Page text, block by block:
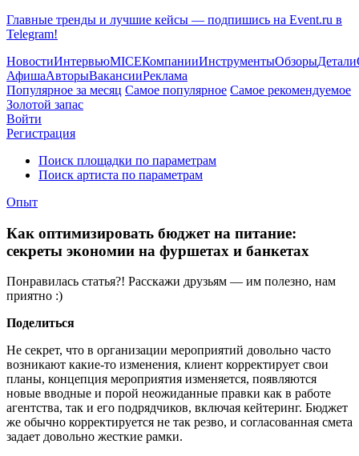
Главные тренды и лучшие кейсы — подпишись на Event.ru в
Telegram!
НовостиИнтервьюMICEКомпанииИнструментыОбзорыДетали
АфишаАвторыВакансииРеклама
Популярное за месяц Самое популярное Самое рекомендуемое
Золотой запас
Войти
Регистрация
Поиск площадки по параметрам
Поиск артиста по параметрам
Опыт
Как оптимизировать бюджет на питание:
секреты экономии на фуршетах и банкетах
Понравилась статья?! Расскажи друзьям — им полезно, нам
приятно :)
Поделиться
Не секрет, что в организации мероприятий довольно часто
возникают какие-то изменения, клиент корректирует свои
планы, концепция мероприятия изменяется, появляются
новые вводные и порой неожиданные правки как в работе
агентства, так и его подрядчиков, включая кейтеринг. Бюджет
же обычно корректируется не так резво, и согласованная смета
задает довольно жесткие рамки.